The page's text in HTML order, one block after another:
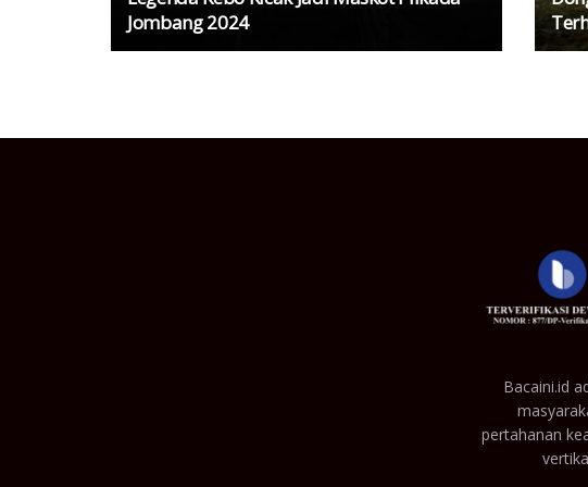
Jombang 2024
Bacaini.id
pertahanan